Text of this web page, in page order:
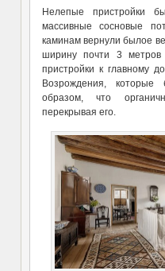
Нелепые пристройки
массивные сосновые
каминам вернули былое
ширину почти 3
пристройки к главному
Возрождения, которые
образом, что
перекрывая его.